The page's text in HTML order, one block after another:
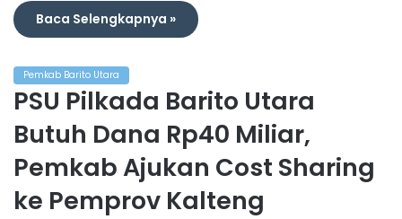
Baca Selengkapnya »
Pemkab Barito Utara
PSU Pilkada Barito Utara
Butuh Dana Rp40 Miliar,
Pemkab Ajukan Cost Sharing
ke Pemprov Kalteng